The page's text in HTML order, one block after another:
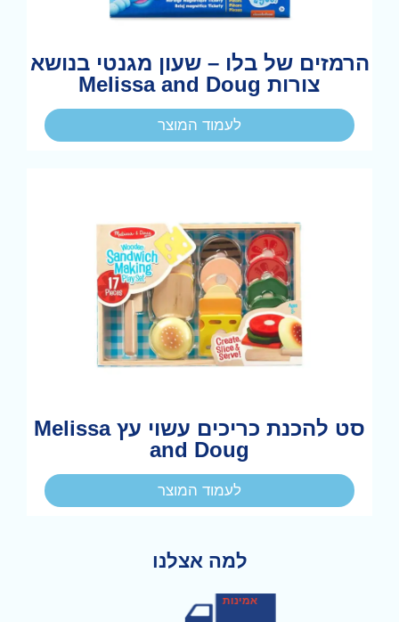
הרמזים של בלו – שעון מגנטי בנושא
צורות Melissa and Doug
לעמוד המוצר
סט להכנת כריכים עשוי עץ Melissa
and Doug
לעמוד המוצר
למה אצלנו